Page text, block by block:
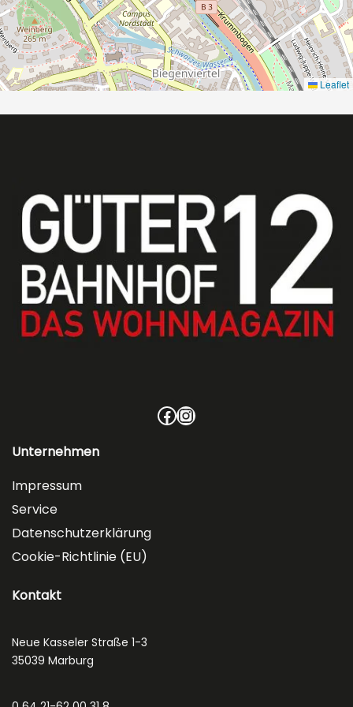
Leaflet
Facebook
Instagram
Unternehmen
Impressum
Service
Datenschutzerklärung
Cookie-Richtlinie (EU)
Kontakt
Neue Kasseler Straße 1-3
35039 Marburg